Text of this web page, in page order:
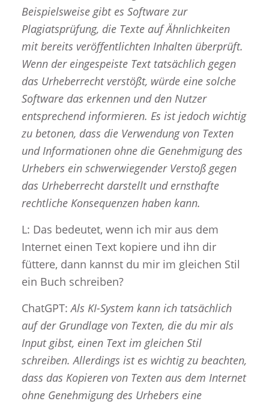
Beispielsweise gibt es Software zur
Plagiatsprüfung, die Texte auf Ähnlichkeiten
mit bereits veröffentlichten Inhalten überprüft.
Wenn der eingespeiste Text tatsächlich gegen
das Urheberrecht verstößt, würde eine solche
Software das erkennen und den Nutzer
entsprechend informieren. Es ist jedoch wichtig
zu betonen, dass die Verwendung von Texten
und Informationen ohne die Genehmigung des
Urhebers ein schwerwiegender Verstoß gegen
das Urheberrecht darstellt und ernsthafte
rechtliche Konsequenzen haben kann.
L: Das bedeutet, wenn ich mir aus dem
Internet einen Text kopiere und ihn dir
füttere, dann kannst du mir im gleichen Stil
ein Buch schreiben?
ChatGPT:Als KI-System kann ich tatsächlich
auf der Grundlage von Texten, die du mir als
Input gibst, einen Text im gleichen Stil
schreiben. Allerdings ist es wichtig zu beachten,
dass das Kopieren von Texten aus dem Internet
ohne Genehmigung des Urhebers eine